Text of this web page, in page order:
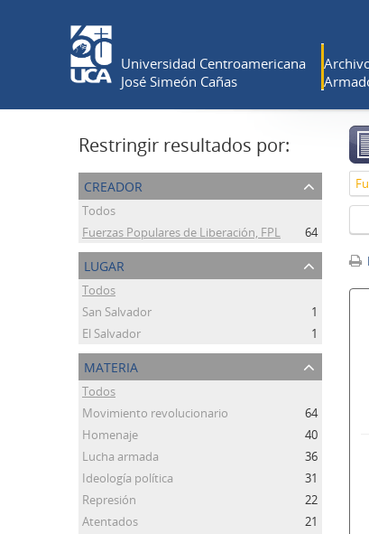
Universidad Centroamericana
José Simeón Cañas
Restringir resultados por:
creador
Todos
Fuerzas Populares de Liberación, FPL
64
lugar
Todos
San Salvador
1
El Salvador
1
materia
Todos
Movimiento revolucionario
64
Homenaje
40
Lucha armada
36
Ideología política
31
Represión
22
Atentados
21